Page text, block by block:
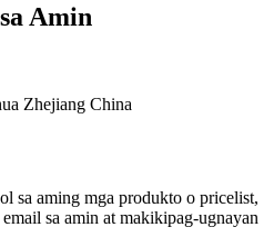
Amin
Zhejiang China
sa aming mga produkto o pricelist,
sa amin at makikipag-ugnayan